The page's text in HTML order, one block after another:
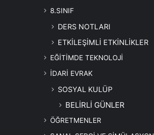
8.SINIF
DERS NOTLARI
ETKİLEŞİMLİ ETKİNLİKLER
EĞİTİMDE TEKNOLOJİ
İDARİ EVRAK
SOSYAL KULÜP
BELİRLİ GÜNLER
ÖĞRETMENLER